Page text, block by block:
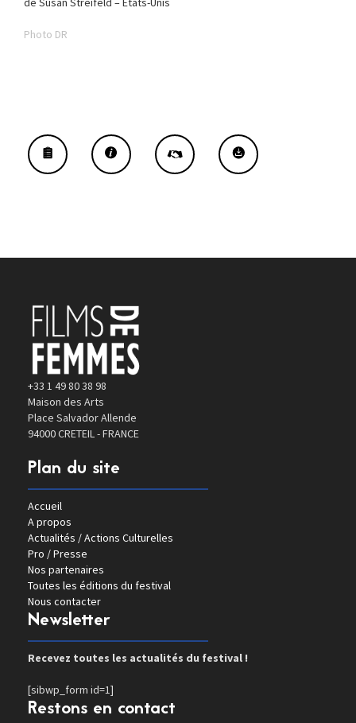
Photo DR
+33 1 49 80 38 98
Maison des Arts
Place Salvador Allende
94000 CRETEIL - FRANCE
Plan du site
Accueil
A propos
Actualités / Actions Culturelles
Pro / Presse
Nos partenaires
Toutes les éditions du festival
Nous contacter
Newsletter
Recevez toutes les actualités du festival !
[sibwp_form id=1]
Restons en contact